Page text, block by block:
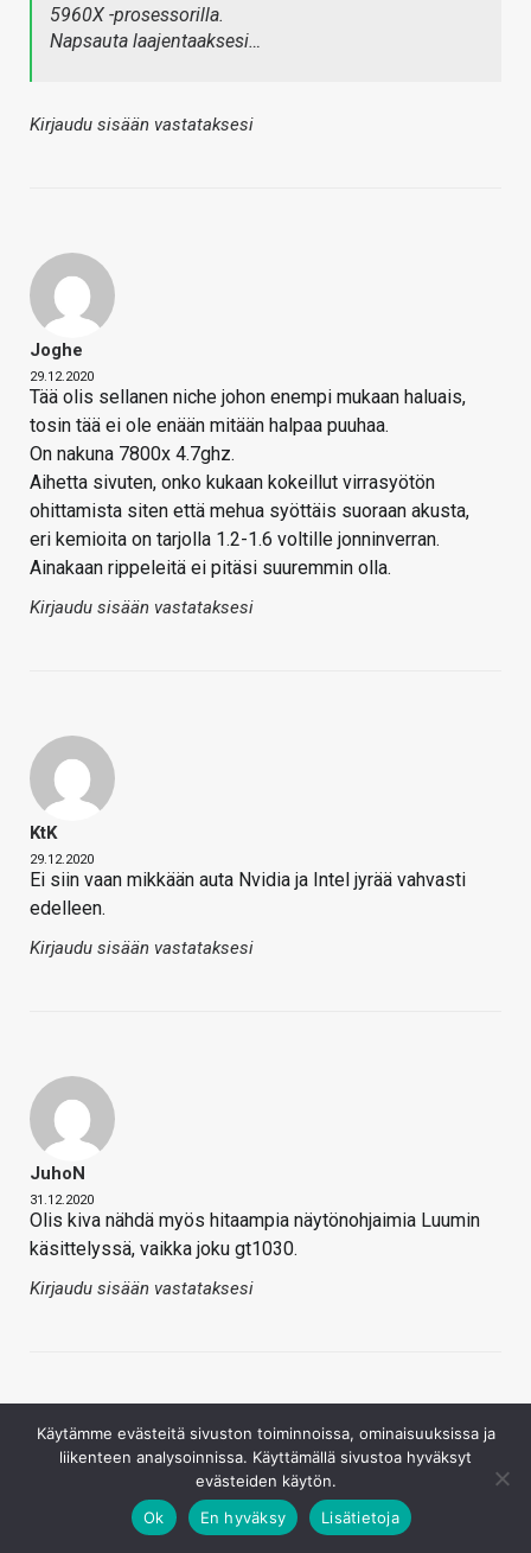
5960X -prosessorilla.
Napsauta laajentaaksesi…
Kirjaudu sisään vastataksesi
Joghe
29.12.2020
Tää olis sellanen niche johon enempi mukaan haluais,
tosin tää ei ole enään mitään halpaa puuhaa.
On nakuna 7800x 4.7ghz.
Aihetta sivuten, onko kukaan kokeillut virrasyötön
ohittamista siten että mehua syöttäis suoraan akusta,
eri kemioita on tarjolla 1.2-1.6 voltille jonninverran.
Ainakaan rippeleitä ei pitäsi suuremmin olla.
Kirjaudu sisään vastataksesi
KtK
29.12.2020
Ei siin vaan mikkään auta Nvidia ja Intel jyrää vahvasti
edelleen.
Kirjaudu sisään vastataksesi
JuhoN
31.12.2020
Olis kiva nähdä myös hitaampia näytönohjaimia Luumin
käsittelyssä, vaikka joku gt1030.
Kirjaudu sisään vastataksesi
Käytämme evästeitä sivuston toiminnoissa, ominaisuuksissa ja
liikenteen analysoinnissa. Käyttämällä sivustoa hyväksyt
evästeiden käytön.
Ok
En hyväksy Lisätietoja